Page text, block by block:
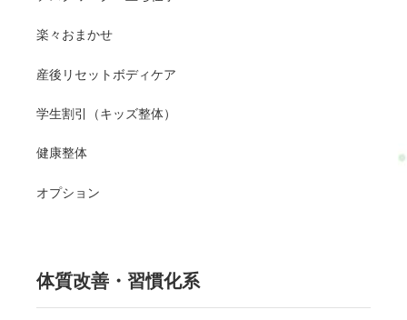
楽々おまかせ
産後リセットボディケア
学生割引（キッズ整体）
健康整体
オプション
体質改善・習慣化系